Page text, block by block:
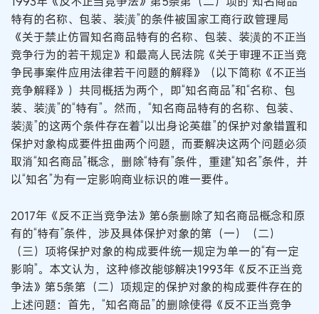
特有的名称、包装、装潢”的条件被国家工商行政管理局
《关于禁止仿冒知名商品特有的名称、包装、装潢的不正当
竞争行为的若干规定》和最高人民法院《关于审理不正当竞
争民事案件应用法律若干问题的解释》（以下简称《不正当
竞争解释》）共同概括为两个，即“知名商品”和“名称、包
装、装潢”的“特有”。然而，“知名商品特有的名称、包装、
装潢”的这两个条件存在着“以出身论英雄”的保护对象错置和
保护对象构成要件扭曲两个问题，而要解决这两个问题必须
取消“知名商品”概念，删除“特有”条件，重建“知名”条件，并
以“知名”为有一定影响商业标识的唯一要件。
2017年《反不正当竞争法》第6条删除了知名商品概念和原
有的“特有”条件，涉及具体保护对象的第（一）（二）
（三）项将保护对象的构成要件统一规定为单一的“有一定
影响”。本文认为，这种修改能够解决1993年《反不正当竞
争法》第5条第（二）项规定的保护对象的构成要件存在的
上述问题：首先，“知名商品”的删除使得《反不正当竞争